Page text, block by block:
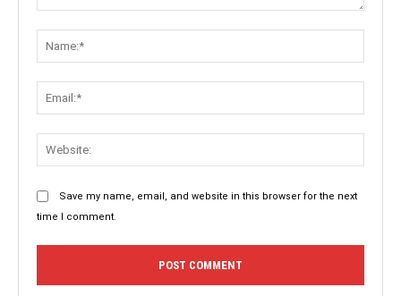
Save my name, email, and website in this browser for the next
time I comment.